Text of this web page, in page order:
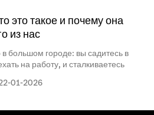
это такое и почему она
из нас
в большом городе: вы садитесь в
на работу, и сталкиваетесь
01-2026